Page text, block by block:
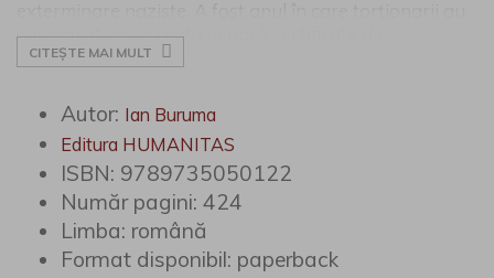
cumpărat de pe piaţa neagră certificate de
supravieţuitori ai lagărelor. A fost anul în care, întorşi
supravieţuitori li s-a spus: „Şi la noi a fost rău. Ne-au
furat bicicleta“. 1945 sau Anul Zero a fost şi punctul
de plecare al ideii şi construcţiei europene, animate de
idealurile generoase, deşi utopice, ale păcii eterne şi
unităţii creştine. Şi chiar dacă, aşa cum scrie undeva
Monica Lovinescu, „în rău, specia umană ne va
surprinde mereu“, 1945 a fost anul în care lumea s-a
redeprins cu un adevăr esenţial: că temperatura
CITEȘTE MAI MULT
Autor: Ian Buruma
Editura HUMANITAS
ISBN: 9789735050122
Număr pagini: 424
Limba: română
Format disponibil: paperback